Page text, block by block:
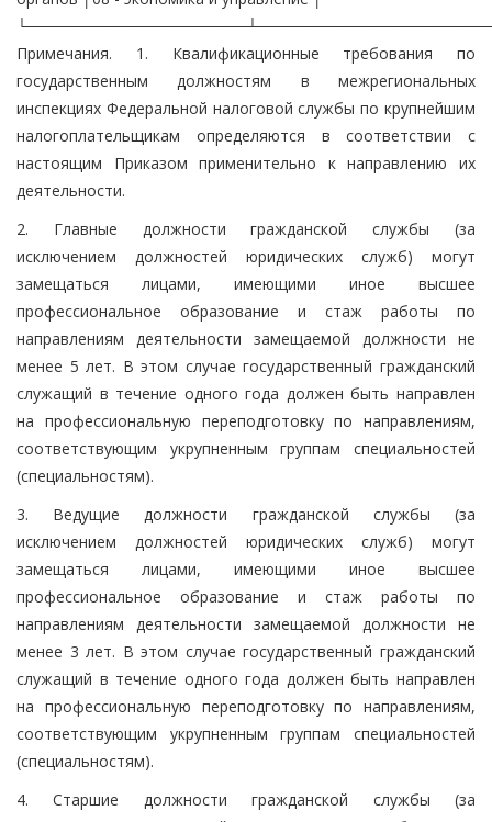
Примечания. 1. Квалификационные требования по
государственным должностям в межрегиональных
инспекциях Федеральной налоговой службы по крупнейшим
налогоплательщикам определяются в соответствии с
настоящим Приказом применительно к направлению их
деятельности.
2. Главные должности гражданской службы (за
исключением должностей юридических служб) могут
замещаться лицами, имеющими иное высшее
профессиональное образование и стаж работы по
направлениям деятельности замещаемой должности не
менее 5 лет. В этом случае государственный гражданский
служащий в течение одного года должен быть направлен
на профессиональную переподготовку по направлениям,
соответствующим укрупненным группам специальностей
(специальностям).
3. Ведущие должности гражданской службы (за
исключением должностей юридических служб) могут
замещаться лицами, имеющими иное высшее
профессиональное образование и стаж работы по
направлениям деятельности замещаемой должности не
менее 3 лет. В этом случае государственный гражданский
служащий в течение одного года должен быть направлен
на профессиональную переподготовку по направлениям,
соответствующим укрупненным группам специальностей
(специальностям).
4. Старшие должности гражданской службы (за